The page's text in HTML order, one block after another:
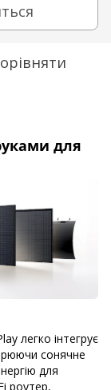
для
легко інтегрує
сонячне
для
роутер,